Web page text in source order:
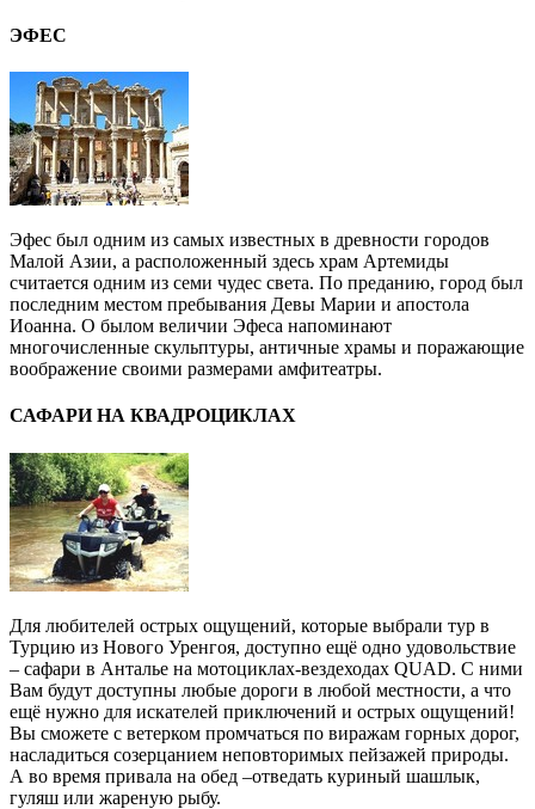
ЭФЕС
Эфес был одним из самых известных в древности городов
Малой Азии, а расположенный здесь храм Артемиды
считается одним из семи чудес света. По преданию, город был
последним местом пребывания Девы Марии и апостола
Иоанна. О былом величии Эфеса напоминают
многочисленные скульптуры, античные храмы и поражающие
воображение своими размерами амфитеатры.
САФАРИ НА КВАДРОЦИКЛАХ
Для любителей острых ощущений, которые выбрали тур в
Турцию из Нового Уренгоя, доступно ещё одно удовольствие
– сафари в Анталье на мотоциклах-вездеходах QUAD. С ними
Вам будут доступны любые дороги в любой местности, а что
ещё нужно для искателей приключений и острых ощущений!
Вы сможете с ветерком промчаться по виражам горных дорог,
насладиться созерцанием неповторимых пейзажей природы.
А во время привала на обед –отведать куриный шашлык,
гуляш или жареную рыбу.